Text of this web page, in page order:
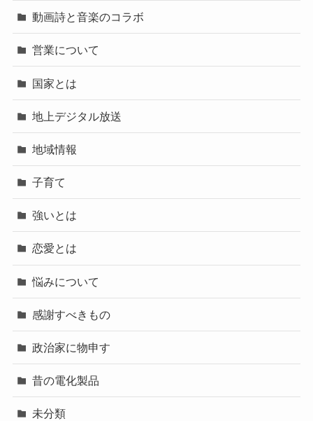
動画詩と音楽のコラボ
営業について
国家とは
地上デジタル放送
地域情報
子育て
強いとは
恋愛とは
悩みについて
感謝すべきもの
政治家に物申す
昔の電化製品
未分類